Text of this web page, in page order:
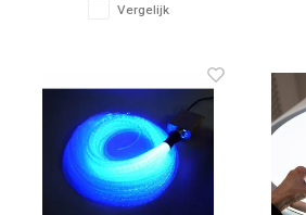
Vergelijk